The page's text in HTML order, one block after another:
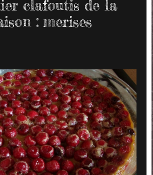
clafoutis de la
: merises